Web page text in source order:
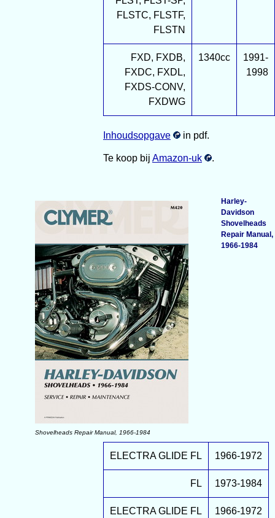
FLSTC, FLSTF,
FLSTN
FXD, FXDB,
FXDC, FXDL,
FXDS-CONV,
FXDWG
1340cc
1991-
1998
Inhoudsopgave in pdf.
Te koop bij Amazon-uk .
Shovelheads Repair Manual, 1966-1984
Harley-
Davidson
Shovelheads
Repair Manual,
1966-1984
ELECTRA GLIDE FL 1966-1972
FL 1973-1984
ELECTRA GLIDE FL 1966-1972